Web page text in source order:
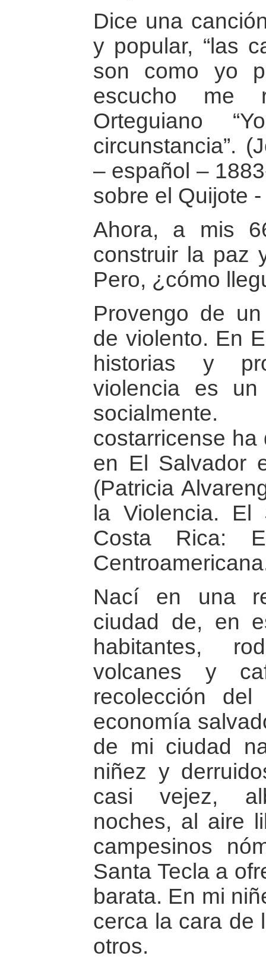
Dice una
y popular, “las
son como yo
escucho me
Orteguiano
circunstancia”.
– español –
sobre el Quijote
Ahora, a mis
construir la paz
Pero, ¿cómo
Provengo de
de violento. En
historias y
violencia es un
socialmente.
costarricense
en El Salvador
(Patricia
la Violencia. El
Costa Rica:
Nací en una
ciudad de, en
habitantes,
volcanes y
recolección
economía
de mi ciudad
niñez y
casi vejez,
noches, al aire
campesinos
Santa Tecla a
barata. En mi
cerca la cara de
otros.